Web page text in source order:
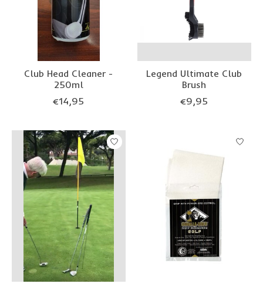
Club Head Cleaner -
250ml
€14,95
Legend Ultimate Club
Brush
€9,95